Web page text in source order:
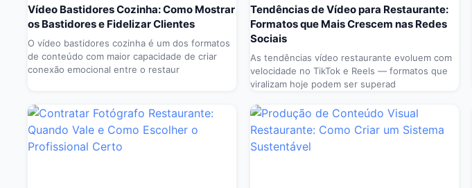
Vídeo Bastidores Cozinha: Como Mostrar
os Bastidores e Fidelizar Clientes
O vídeo bastidores cozinha é um dos formatos
de conteúdo com maior capacidade de criar
conexão emocional entre o restaur
Tendências de Vídeo para Restaurante:
Formatos que Mais Crescem nas Redes
Sociais
As tendências vídeo restaurante evoluem com
velocidade no TikTok e Reels — formatos que
viralizam hoje podem ser superad